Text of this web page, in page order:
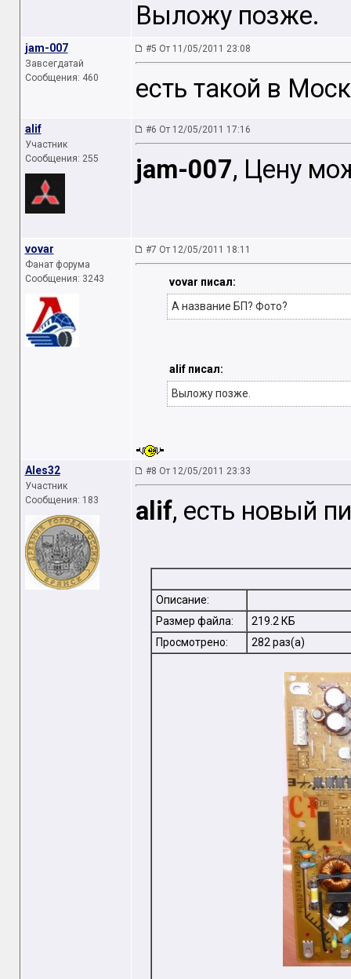
Выложу позже.
jam-007
Завсегдатай
Сообщения: 460
#5 От 11/05/2011 23:08
есть такой в
alif
Участник
Сообщения: 255
#6 От 12/05/2011 17:16
jam-007, Цену
vovar
Фанат форума
Сообщения: 3243
#7 От 12/05/2011 18:11
vovar писал:
А название БП? Фото?
alif писал:
Выложу позже.
Ales32
Участник
Сообщения: 183
#8 От 12/05/2011 23:33
alif, есть новый
Описание:
Размер файла:
219.2 КБ
Просмотрено:
282 раз(а)